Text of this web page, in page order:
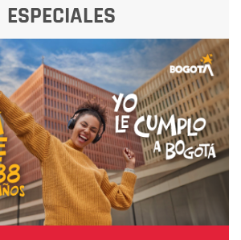
ESPECIALES